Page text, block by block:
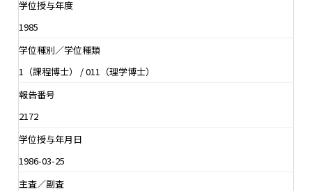
学位授与年度
1985
学位種別／学位種類
1（課程博士） / 011（理学博士）
報告番号
2172
学位授与年月日
1986-03-25
主査／副査